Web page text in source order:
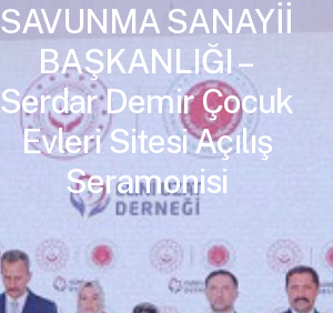
SAVUNMA SANAYİİ
BAŞKANLIĞI –
Serdar Demir Çocuk
Evleri Sitesi Açılış
Seramonisi